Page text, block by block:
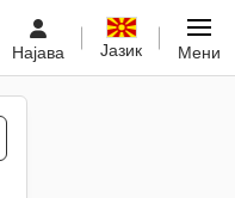
Најава Јазик Мени